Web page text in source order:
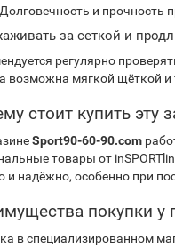
Долговечность и прочность
за сеткой и
регулярно
возможна мягкой щёткой и
стоит купить эту
Sport90-60-90.com
товары от
и надёжно, особенно при
покупки
в специализированном